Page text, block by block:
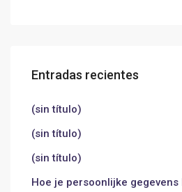
Entradas recientes
(sin título)
(sin título)
(sin título)
Hoe je persoonlijke gegevens